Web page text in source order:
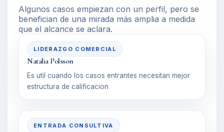
Algunos casos empiezan con un perfil, pero se
benefician de una mirada más amplia a medida
que el alcance se aclara.
LIDERAZGO COMERCIAL
Natalia Polsson
Es util cuando los casos entrantes necesitan mejor
estructura de calificacion
ENTRADA CONSULTIVA